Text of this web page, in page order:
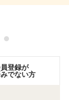
登録が
でない方